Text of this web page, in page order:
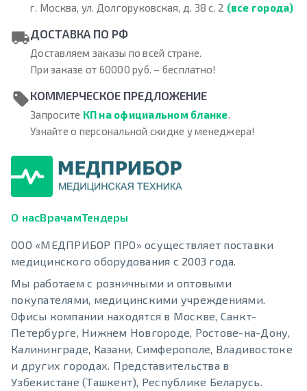
г. Москва, ул. Долгоруковская, д. 38 с. 2 (все города)
ДОСТАВКА ПО РФ
Доставляем заказы по всей стране.
При заказе от 60000 руб. – бесплатно!
КОММЕРЧЕСКОЕ ПРЕДЛОЖЕНИЕ
Запросите КП на официальном бланке.
Узнайте о персональной скидке у менеджера!
О насВрачамТендеры
ООО «МЕДПРИБОР ПРО» осуществляет поставки
медицинского оборудования с 2003 года.
Мы работаем с розничными и оптовыми
покупателями, медицинскими учреждениями.
Офисы компании находятся в Москве, Санкт-
Петербурге, Нижнем Новгороде, Ростове-на-Дону,
Калининграде, Казани, Симферополе, Владивостоке
и других городах. Представительства в
Узбекистане (Ташкент), Республике Беларусь.